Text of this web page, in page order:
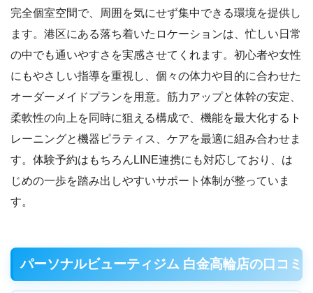
完全個室空間で、周囲を気にせず集中できる環境を提供し
ます。港区にある落ち着いたロケーションは、忙しい日常
の中でも通いやすさを実感させてくれます。初心者や女性
にもやさしい指導を重視し、個々の体力や目的に合わせた
オーダーメイドプランを用意。筋力アップと体幹の安定、
柔軟性の向上を同時に狙える構成で、機能を最大化するト
レーニングと機器ピラティス、ケアを最適に組み合わせま
す。体験予約はもちろんLINE連携にも対応しており、は
じめの一歩を踏み出しやすいサポート体制が整っていま
す。
パーソナルビューティジム 白金高輪店の口コミ